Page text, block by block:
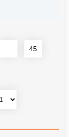
45